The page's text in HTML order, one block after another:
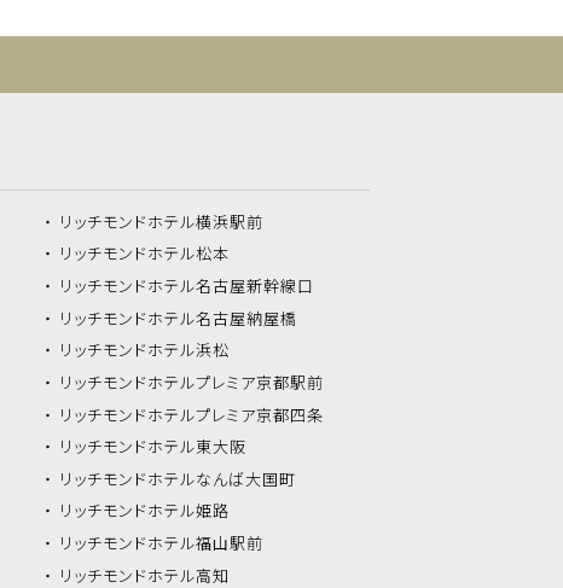
リッチモンドホテル横浜駅前
リッチモンドホテル松本
リッチモンドホテル名古屋新幹線口
リッチモンドホテル名古屋納屋橋
リッチモンドホテル浜松
リッチモンドホテルプレミア京都駅前
リッチモンドホテルプレミア京都四条
リッチモンドホテル東大阪
リッチモンドホテルなんば大国町
リッチモンドホテル姫路
リッチモンドホテル福山駅前
リッチモンドホテル高知